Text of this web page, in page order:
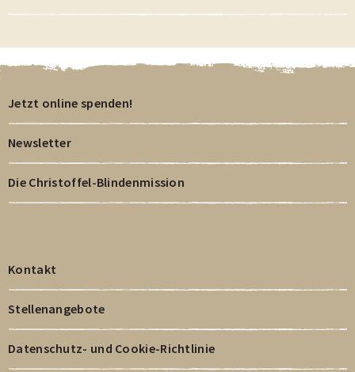
Jetzt online spenden!
Newsletter
Die Christoffel-Blindenmission
Kontakt
Stellenangebote
Datenschutz- und Cookie-Richtlinie